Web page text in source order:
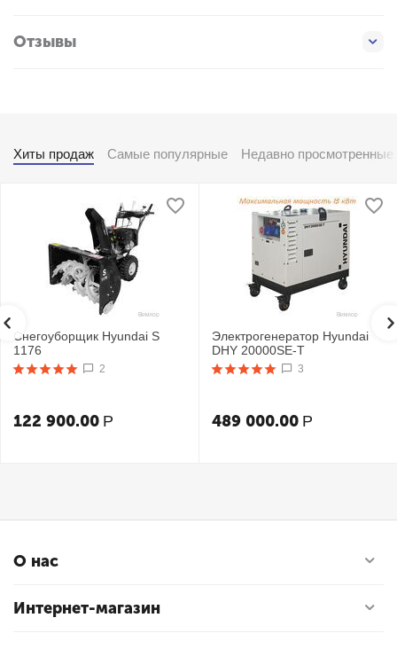
Отзывы
Хиты продаж Самые популярные Недавно просмотренные
Снегоуборщик Hyundai S
1176
2
122 900.00 Р
Электрогенератор Hyundai
DHY 20000SE-T
3
489 000.00 Р
О нас
Интернет-магазин